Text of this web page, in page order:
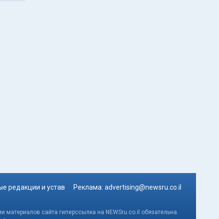
редакции и устав Реклама: advertising@newsru.co.il
сайта гиперссылка на NEWSru.co.il обязательна.